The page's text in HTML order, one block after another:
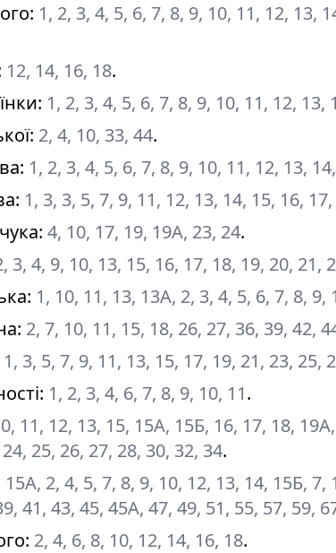
: 1, 2, 3, 4, 5, 6, 7, 8, 9, 10, 11, 12, 13,
12, 14, 16, 18.
: 1, 2, 3, 4, 5, 6, 7, 8, 9, 10, 11, 12,
: 2, 4, 10, 33, 44.
: 1, 2, 3, 4, 5, 6, 7, 8, 9, 10, 11, 12, 13,
: 1, 3, 3, 5, 7, 9, 11, 12, 13, 14, 15, 16,
: 4, 10, 17, 19, 19А, 23, 24.
3, 4, 9, 10, 13, 15, 16, 17, 18, 19, 20, 21,
: 1, 10, 11, 13, 13А, 2, 3, 4, 5, 6, 7, 8,
: 2, 7, 10, 11, 15, 18, 26, 27, 36, 39, 42,
1, 3, 5, 7, 9, 11, 13, 15, 17, 19, 21, 23, 25,
: 1, 2, 3, 4, 6, 7, 8, 9, 10, 11.
11, 12, 13, 15, 15А, 15Б, 16, 17, 18,
25, 26, 27, 28, 30, 32, 34.
15А, 2, 4, 5, 7, 8, 9, 10, 12, 13, 14, 15Б,
41, 43, 45, 45А, 47, 49, 51, 55, 57, 59,
: 2, 4, 6, 8, 10, 12, 14, 16, 18.